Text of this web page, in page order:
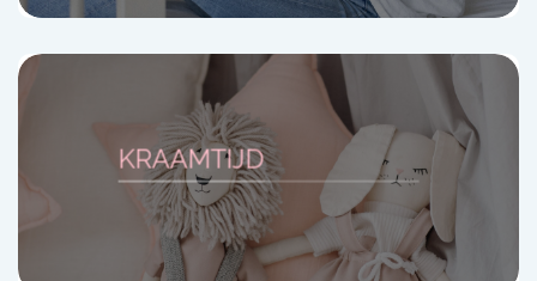
KRAAMTIJD